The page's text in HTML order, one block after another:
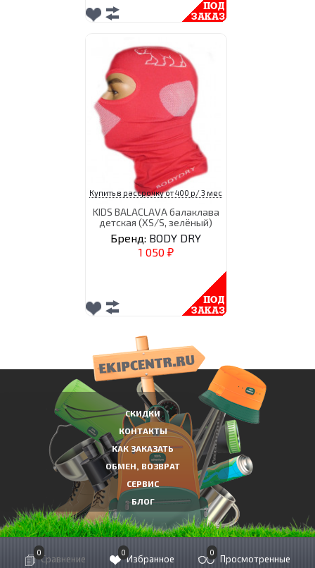
Купить в рассрочку от 400 р/ 3 мес
KIDS BALACLAVA балаклава
детская (XS/S, зелёный)
Бренд: BODY DRY
1 050 ₽
© Экипировочный центр Сколково, 2010-2021
СКИДКИ
КОНТАКТЫ
КАК ЗАКАЗАТЬ
ОБМЕН, ВОЗВРАТ
СЕРВИС
БЛОГ
0
Сравнение
0
Избранное
0
Просмотренные